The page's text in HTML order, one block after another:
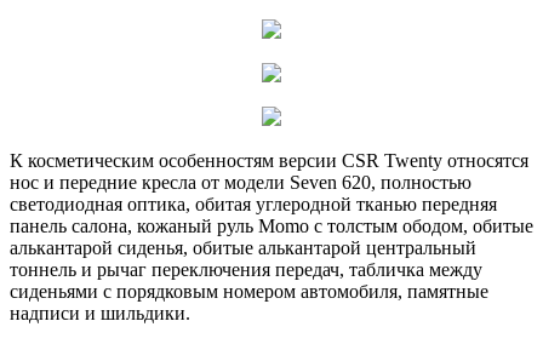
К косметическим особенностям версии CSR Twenty относятся
нос и передние кресла от модели Seven 620, полностью
светодиодная оптика, обитая углеродной тканью передняя
панель салона, кожаный руль Momo с толстым ободом, обитые
алькантарой сиденья, обитые алькантарой центральный
тоннель и рычаг переключения передач, табличка между
сиденьями с порядковым номером автомобиля, памятные
надписи и шильдики.